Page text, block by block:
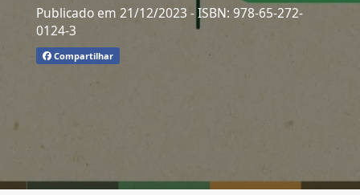
Publicado em 21/12/2023 - ISBN: 978-65-272-
0124-3
Compartilhar